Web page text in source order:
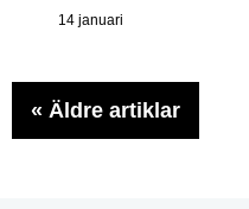
14 januari
« Äldre artiklar